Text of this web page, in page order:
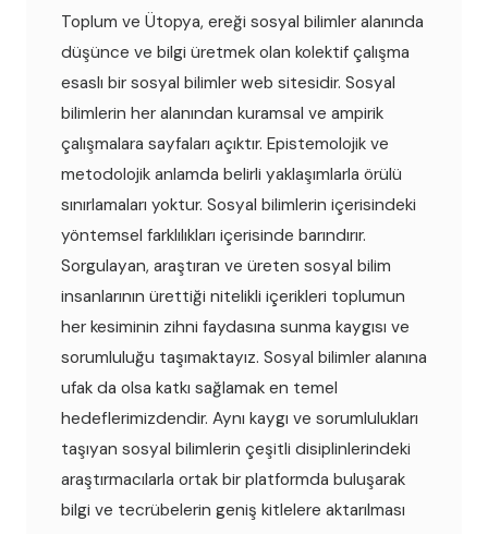
Toplum ve Ütopya, ereği sosyal bilimler alanında
düşünce ve bilgi üretmek olan kolektif çalışma
esaslı bir sosyal bilimler web sitesidir. Sosyal
bilimlerin her alanından kuramsal ve ampirik
çalışmalara sayfaları açıktır. Epistemolojik ve
metodolojik anlamda belirli yaklaşımlarla örülü
sınırlamaları yoktur. Sosyal bilimlerin içerisindeki
yöntemsel farklılıkları içerisinde barındırır.
Sorgulayan, araştıran ve üreten sosyal bilim
insanlarının ürettiği nitelikli içerikleri toplumun
her kesiminin zihni faydasına sunma kaygısı ve
sorumluluğu taşımaktayız. Sosyal bilimler alanına
ufak da olsa katkı sağlamak en temel
hedeflerimizdendir. Aynı kaygı ve sorumlulukları
taşıyan sosyal bilimlerin çeşitli disiplinlerindeki
araştırmacılarla ortak bir platformda buluşarak
bilgi ve tecrübelerin geniş kitlelere aktarılması